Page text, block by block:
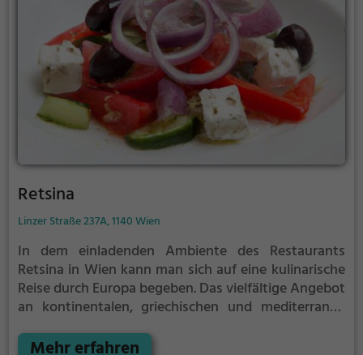
Retsina
Linzer Straße 237A, 1140 Wien
In dem einladenden Ambiente des Restaurants
Retsina in Wien kann man sich auf eine kulinarische
Reise durch Europa begeben. Das vielfältige Angebot
an kontinentalen, griechischen und mediterranen
Ob herzhaftes Gyros, frische Meeresfrüchte oder
Mehr erfahren